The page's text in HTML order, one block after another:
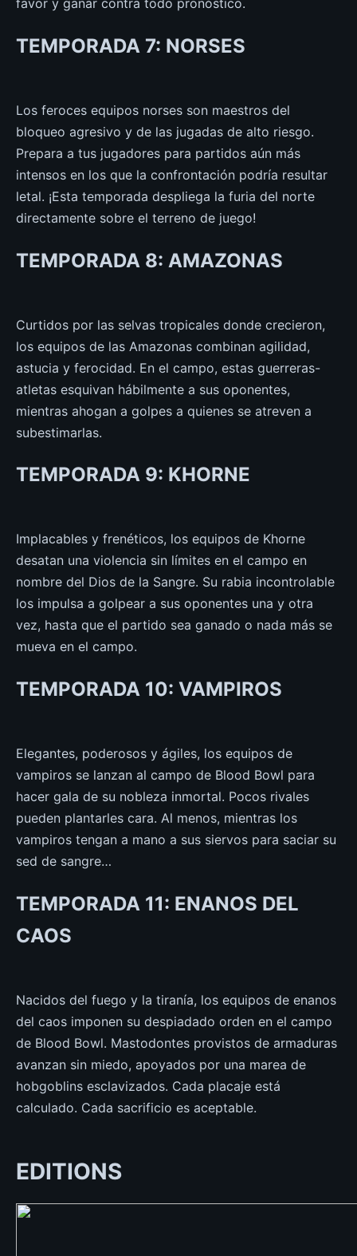
TEMPORADA 7: NORSES
Los feroces equipos norses son maestros del
bloqueo agresivo y de las jugadas de alto riesgo.
Prepara a tus jugadores para partidos aún más
intensos en los que la confrontación podría resultar
letal. ¡Esta temporada despliega la furia del norte
directamente sobre el terreno de juego!
TEMPORADA 8: AMAZONAS
Curtidos por las selvas tropicales donde crecieron,
los equipos de las Amazonas combinan agilidad,
astucia y ferocidad. En el campo, estas guerreras-
atletas esquivan hábilmente a sus oponentes,
mientras ahogan a golpes a quienes se atreven a
subestimarlas.
TEMPORADA 9: KHORNE
Implacables y frenéticos, los equipos de Khorne
desatan una violencia sin límites en el campo en
nombre del Dios de la Sangre. Su rabia incontrolable
los impulsa a golpear a sus oponentes una y otra
vez, hasta que el partido sea ganado o nada más se
mueva en el campo.
TEMPORADA 10: VAMPIROS
Elegantes, poderosos y ágiles, los equipos de
vampiros se lanzan al campo de Blood Bowl para
hacer gala de su nobleza inmortal. Pocos rivales
pueden plantarles cara. Al menos, mientras los
vampiros tengan a mano a sus siervos para saciar su
sed de sangre…
TEMPORADA 11: ENANOS DEL
CAOS
Nacidos del fuego y la tiranía, los equipos de enanos
del caos imponen su despiadado orden en el campo
de Blood Bowl. Mastodontes provistos de armaduras
avanzan sin miedo, apoyados por una marea de
hobgoblins esclavizados. Cada placaje está
calculado. Cada sacrificio es aceptable.
EDITIONS